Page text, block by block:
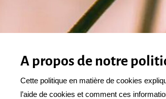
A propos de notre
Cette politique en matière de cookies
l’aide de cookies et comment ces